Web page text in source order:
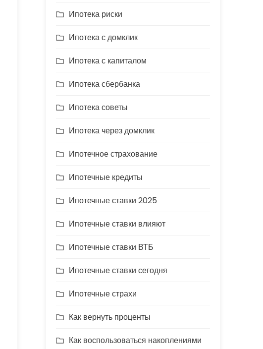
Ипотека риски
Ипотека с домклик
Ипотека с капиталом
Ипотека сбербанка
Ипотека советы
Ипотека через домклик
Ипотечное страхование
Ипотечные кредиты
Ипотечные ставки 2025
Ипотечные ставки влияют
Ипотечные ставки ВТБ
Ипотечные ставки сегодня
Ипотечные страхи
Как вернуть проценты
Как воспользоваться накоплениями